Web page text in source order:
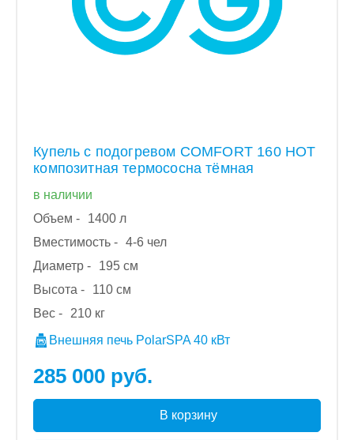
Купель с подогревом COMFORT 160 HOT
композитная термососна тёмная
в наличии
Объем -
1400 л
Вместимость - 4-6 чел
Диаметр -
195 см
Высота -
110 см
Вес -
210 кг
Внешняя печь PolarSPA 40 кВт
285 000 руб.
В корзину